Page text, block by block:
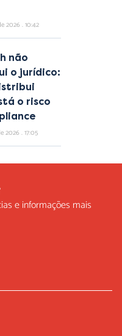
2026 10:42
não
o jurídico:
o risco
2026 17:05
e informações mais